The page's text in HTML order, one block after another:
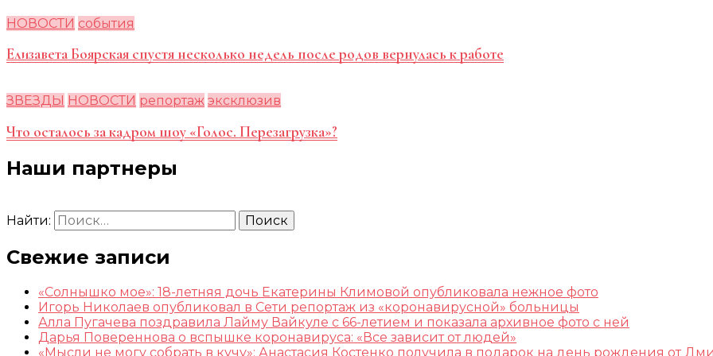
НОВОСТИ события
Елизавета Боярская спустя несколько недель после родов вернулась к работе
ЗВЕЗДЫ НОВОСТИ репортаж эксклюзив
Что осталось за кадром шоу «Голос. Перезагрузка»?
Наши партнеры
Найти:
Свежие записи
«Солнышко мое»: 18-летняя дочь Екатерины Климовой опубликовала нежное фото
Игорь Николаев опубликовал в Сети репортаж из «коронавирусной» больницы
Алла Пугачева поздравила Лайму Вайкуле с 66-летием и показала архивное фото с ней
Дарья Повереннова о вспышке коронавируса: «Все зависит от людей»
«Мысли не могу собрать в кучу»: Анастасия Костенко получила в подарок на день рождения от